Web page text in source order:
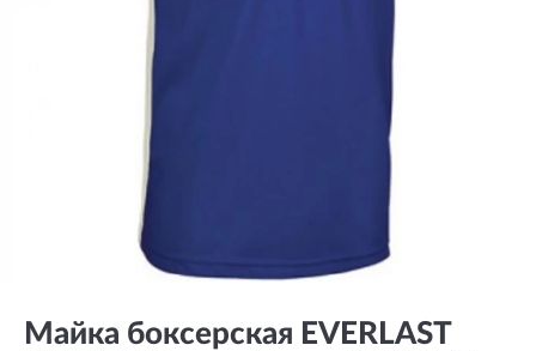
Майка боксерская EVERLAST